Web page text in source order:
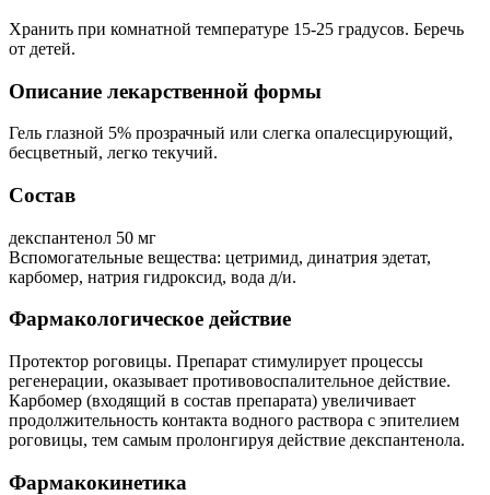
Хранить при комнатной температуре 15-25 градусов. Беречь
от детей.
Описание лекарственной формы
Гель глазной 5% прозрачный или слегка опалесцирующий,
бесцветный, легко текучий.
Состав
декспантенол 50 мг
Вспомогательные вещества: цетримид, динатрия эдетат,
карбомер, натрия гидроксид, вода д/и.
Фармакологическое действие
Протектор роговицы. Препарат стимулирует процессы
регенерации, оказывает противовоспалительное действие.
Карбомер (входящий в состав препарата) увеличивает
продолжительность контакта водного раствора с эпителием
роговицы, тем самым пролонгируя действие декспантенола.
Фармакокинетика